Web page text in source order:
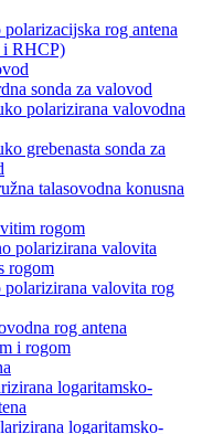
rog antena
RHCP)
sonda za valovod
polarizirana valovodna
grebenasta sonda za
talasovodna konusna
rogom
polarizirana valovita
rogom
valovita rog
rog antena
i rogom
logaritamsko-
logaritamsko-